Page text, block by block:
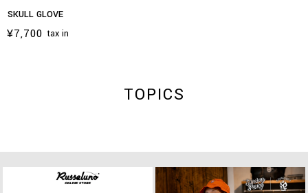
SKULL GLOVE
¥7,700 tax in
TOPICS